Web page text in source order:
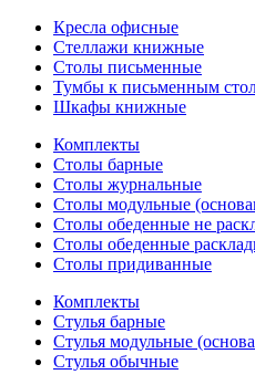
Кресла офисные
Стеллажи книжные
Столы письменные
Тумбы к письменным
Шкафы книжные
Комплекты
Столы барные
Столы журнальные
Столы модульные
Столы обеденные не
Столы обеденные
Столы придиванные
Комплекты
Стулья барные
Стулья модульные
Стулья обычные